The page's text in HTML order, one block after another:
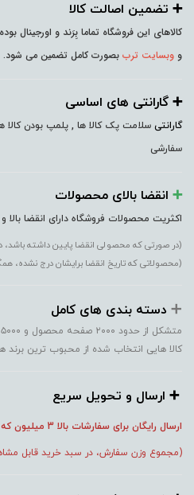
➕️ تضمین اصالت کالا
کالاهای این فروشگاه تماما بِرَند و اورجینال
و وبسایت ترب بصورت کامل تضمین می شود.
➕️ گارانتی های اساسی
گارانتی سلامت پک کالا ها , پلمپ بودن
سفارشی
➕️ انقضا بالای محصولات
اکثریت محصولات فروشگاه دارای انقضا بالا و
(در صورتی که محصولی انقضا پایین داشته
(محصولاتی که تاریخ انقضا برایشان درج نشده،
➕️ دسته بندی های کامل
متشکل از حدود ۲۰۰۰ صفحه محصول و ۵۰۰۰ قلم sku کالا
کالا هایی انتخاب شده از محبوب ترین برند
➕️ ارسال و تحویل سریع
ارسال رایگان برای سفارشات بالا 3 میلیون که زیر ۷۵۰
(مجموع وزن سفارش، در سبد خرید قابل